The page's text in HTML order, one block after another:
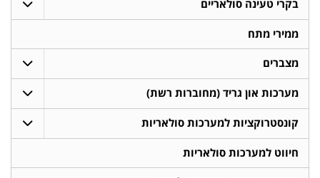
בקרי טעינה סולאריים
ממירי מתח
מצברים
מערכות און גריד (מחוברות רשת)
קונסטרוקציות למערכות סולאריות
חיווט למערכות סולאריות